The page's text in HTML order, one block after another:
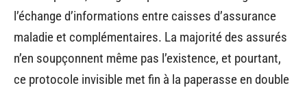
l’échange d’informations entre caisses d’assurance
maladie et complémentaires. La majorité des assurés
n’en soupçonnent même pas l’existence, et pourtant,
ce protocole invisible met fin à la paperasse en double